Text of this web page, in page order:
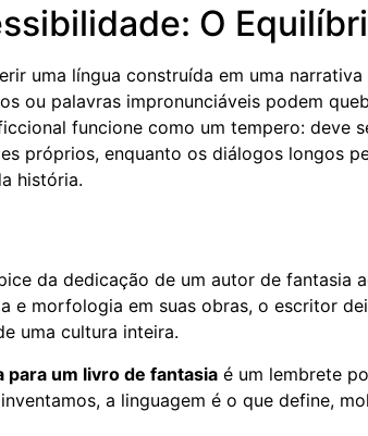
O
uma língua construída em uma
ou palavras impronunciáveis podem
funcione como um tempero: deve
próprios, enquanto os diálogos longos
história.
da dedicação de um autor de fantasia
e morfologia em suas obras, o escritor
uma cultura inteira.
para um livro de fantasia é um lembrete
a linguagem é o que define,